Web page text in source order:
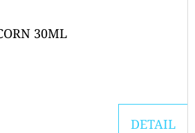
30ML
DETAIL